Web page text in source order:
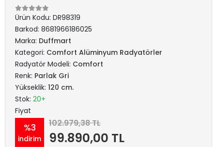
Ürün Kodu: DR98319
Barkod: 8681966186025
Marka: Duffmart
Kategori: Comfort Alüminyum Radyatörler
Radyatör Modeli: Comfort
Renk: Parlak Gri
Yükseklik: 120 cm.
Stok: 20+
Fiyat
%3
indirim
102.979,38 TL
99.890,00 TL